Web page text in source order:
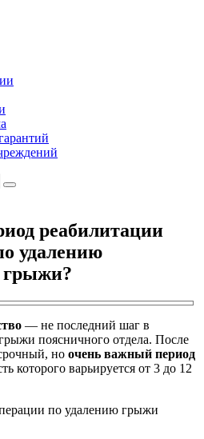
реабилитации
удалению
грыжи?
— не последний шаг в
поясничного отдела. После
но очень важный период
которого варьируется от 3 до 12